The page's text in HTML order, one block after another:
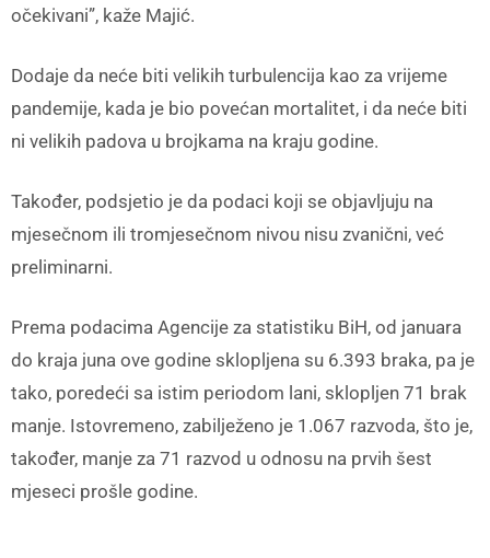
očekivani”, kaže Majić.
Dodaje da neće biti velikih turbulencija kao za vrijeme
pandemije, kada je bio povećan mortalitet, i da neće biti
ni velikih padova u brojkama na kraju godine.
Također, podsjetio je da podaci koji se objavljuju na
mjesečnom ili tromjesečnom nivou nisu zvanični, već
preliminarni.
Prema podacima Agencije za statistiku BiH, od januara
do kraja juna ove godine sklopljena su 6.393 braka, pa je
tako, poredeći sa istim periodom lani, sklopljen 71 brak
manje. Istovremeno, zabilježeno je 1.067 razvoda, što je,
također, manje za 71 razvod u odnosu na prvih šest
mjeseci prošle godine.